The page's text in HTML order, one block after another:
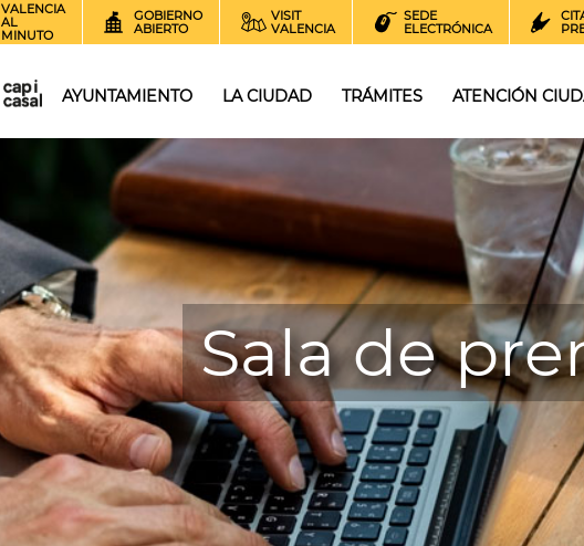
VALENCIA
AL
MINUTO
GOBIERNO
ABIERTO
VISIT
VALENCIA
SEDE
ELECTRÓNICA
AYUNTAMIENTO LA CIUDAD TRÁMITES ATENCIÓN
Sala de